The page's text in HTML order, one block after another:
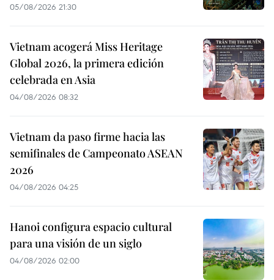
05/08/2026 21:30
Vietnam acogerá Miss Heritage
Global 2026, la primera edición
celebrada en Asia
04/08/2026 08:32
Vietnam da paso firme hacia las
semifinales de Campeonato ASEAN
2026
04/08/2026 04:25
Hanoi configura espacio cultural
para una visión de un siglo
04/08/2026 02:00